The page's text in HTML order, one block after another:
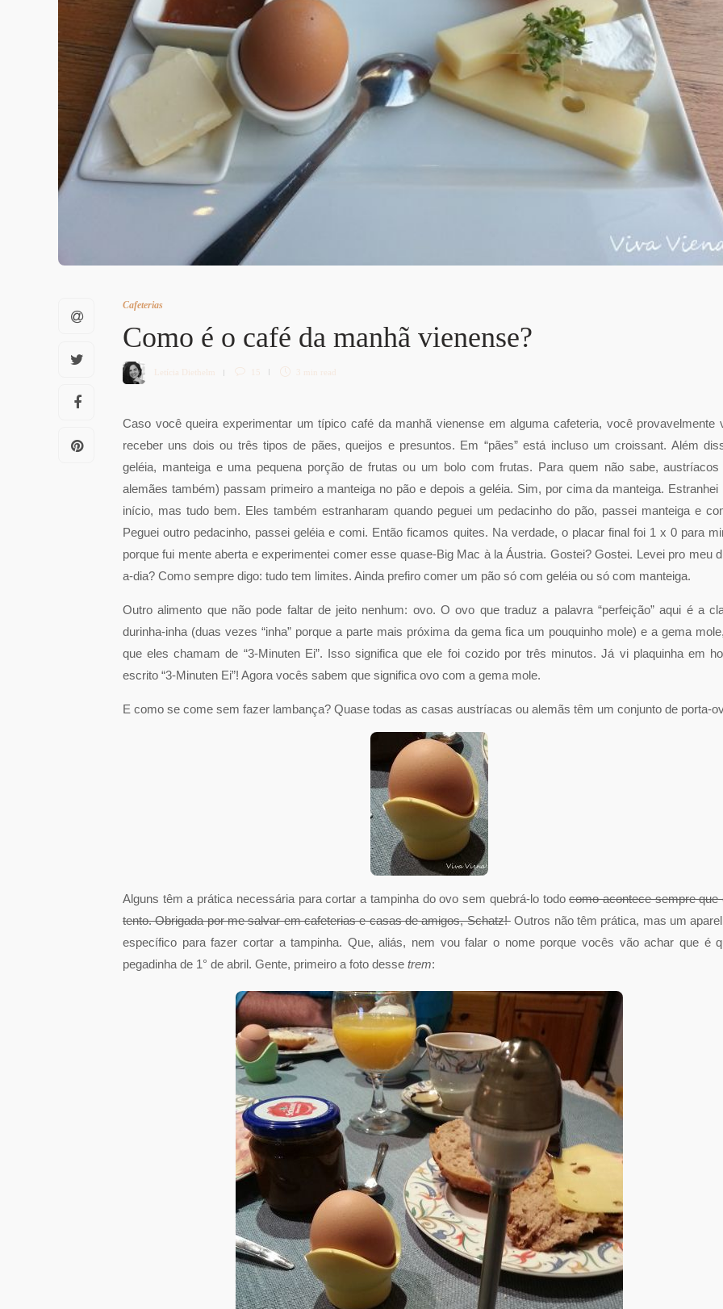
Cafeterias
Como é o café da manhã vienense?
Letícia Diethelm 15 3 min read
Caso você queira experimentar um típico café da manhã vienense em alguma cafeteria, você provavelmente
receber uns dois ou três tipos de pães, queijos e presuntos. Em “pães” está incluso um croissant. Além
geléia, manteiga e uma pequena porção de frutas ou um bolo com frutas. Para quem não sabe, austríacos
alemães também) passam primeiro a manteiga no pão e depois a geléia. Sim, por cima da manteiga. Estranhei
início, mas tudo bem. Eles também estranharam quando peguei um pedacinho do pão, passei manteiga e
Peguei outro pedacinho, passei geléia e comi. Então ficamos quites. Na verdade, o placar final foi 1 x 0 para
porque fui mente aberta e experimentei comer esse quase-Big Mac à la Áustria. Gostei? Gostei. Levei pro meu
a-dia? Como sempre digo: tudo tem limites. Ainda prefiro comer um pão só com geléia ou só com manteiga.
Outro alimento que não pode faltar de jeito nenhum: ovo. O ovo que traduz a palavra “perfeição” aqui é a
durinha-inha (duas vezes “inha” porque a parte mais próxima da gema fica um pouquinho mole) e a gema
que eles chamam de “3-Minuten Ei”. Isso significa que ele foi cozido por três minutos. Já vi plaquinha em
escrito “3-Minuten Ei”! Agora vocês sabem que significa ovo com a gema mole.
E como se come sem fazer lambança? Quase todas as casas austríacas ou alemãs têm um conjunto de porta-
Alguns têm a prática necessária para cortar a tampinha do ovo sem quebrá-lo todocomo acontece sempre que
tento. Obrigada por me salvar em cafeterias e casas de amigos, Schatz!Outros não têm prática, mas um
específico para fazer cortar a tampinha. Que, aliás, nem vou falar o nome porque vocês vão achar que é
pegadinha de 1° de abril. Gente, primeiro a foto desse trem: